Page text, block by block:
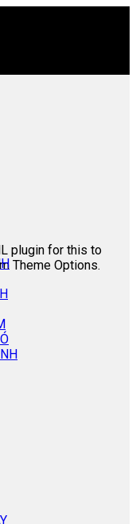
plugin for this to
Theme Options.